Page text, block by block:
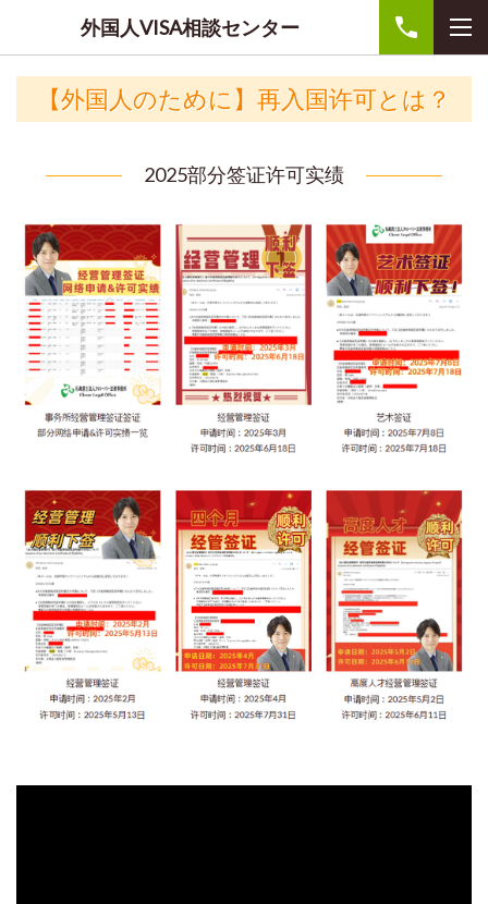
外国人VISA相談センター
【外国人のために】再入国许可とは？
2025部分签证许可实绩